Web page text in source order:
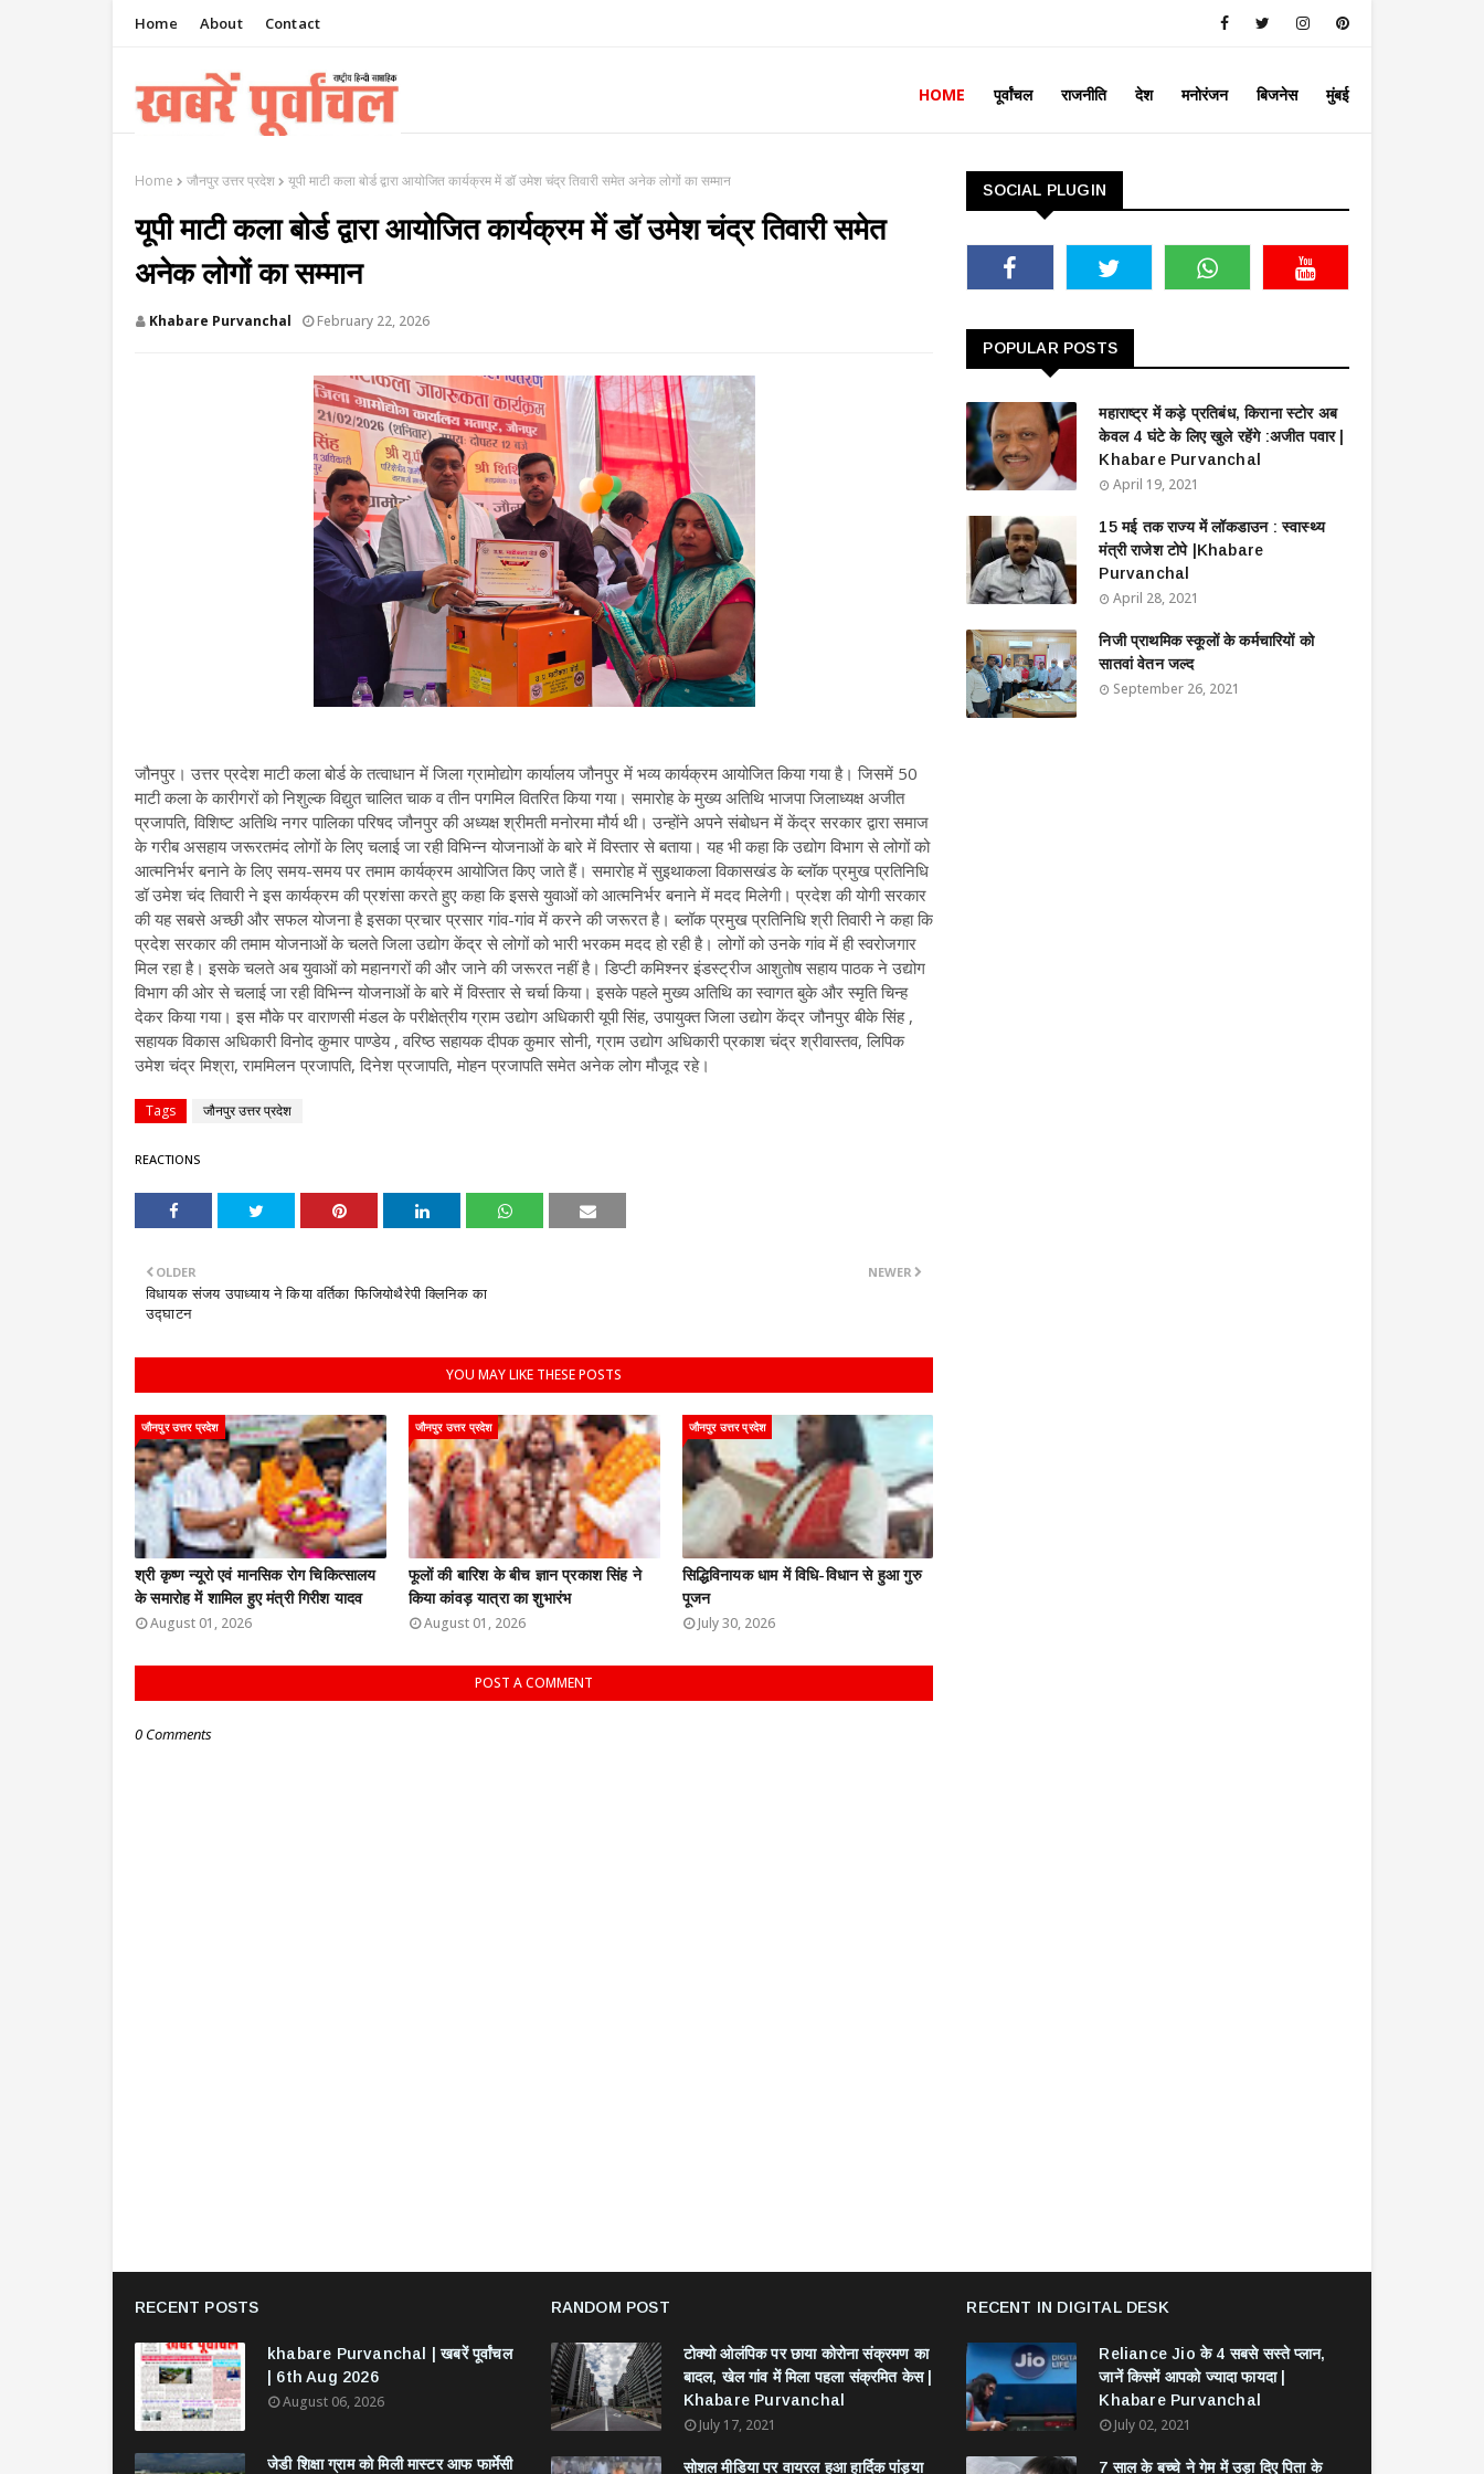
Home About Contact
HOME पूर्वांचल राजनीति देश मनोरंजन बिजनेस मुंबई
Home जौनपुर उत्तर प्रदेश यूपी माटी कला बोर्ड द्वारा आयोजित कार्यक्रम में डॉ उमेश चंद्र तिवारी समेत अनेक लोगों का सम्मान
यूपी माटी कला बोर्ड द्वारा आयोजित कार्यक्रम में डॉ उमेश चंद्र तिवारी समेत
अनेक लोगों का सम्मान
Khabare Purvanchal February 22, 2026
जौनपुर। उत्तर प्रदेश माटी कला बोर्ड के तत्वाधान में जिला ग्रामोद्योग कार्यालय जौनपुर में भव्य कार्यक्रम आयोजित किया गया है। जिसमें 50
माटी कला के कारीगरों को निशुल्क विद्युत चालित चाक व तीन पगमिल वितरित किया गया। समारोह के मुख्य अतिथि भाजपा जिलाध्यक्ष अजीत
प्रजापति, विशिष्ट अतिथि नगर पालिका परिषद जौनपुर की अध्यक्ष श्रीमती मनोरमा मौर्य थी। उन्होंने अपने संबोधन में केंद्र सरकार द्वारा समाज
के गरीब असहाय जरूरतमंद लोगों के लिए चलाई जा रही विभिन्न योजनाओं के बारे में विस्तार से बताया। यह भी कहा कि उद्योग विभाग से लोगों को
आत्मनिर्भर बनाने के लिए समय-समय पर तमाम कार्यक्रम आयोजित किए जाते हैं। समारोह में सुइथाकला विकासखंड के ब्लॉक प्रमुख प्रतिनिधि
डॉ उमेश चंद तिवारी ने इस कार्यक्रम की प्रशंसा करते हुए कहा कि इससे युवाओं को आत्मनिर्भर बनाने में मदद मिलेगी। प्रदेश की योगी सरकार
की यह सबसे अच्छी और सफल योजना है इसका प्रचार प्रसार गांव-गांव में करने की जरूरत है। ब्लॉक प्रमुख प्रतिनिधि श्री तिवारी ने कहा कि
प्रदेश सरकार की तमाम योजनाओं के चलते जिला उद्योग केंद्र से लोगों को भारी भरकम मदद हो रही है। लोगों को उनके गांव में ही स्वरोजगार
मिल रहा है। इसके चलते अब युवाओं को महानगरों की और जाने की जरूरत नहीं है। डिप्टी कमिश्नर इंडस्ट्रीज आशुतोष सहाय पाठक ने उद्योग
विभाग की ओर से चलाई जा रही विभिन्न योजनाओं के बारे में विस्तार से चर्चा किया। इसके पहले मुख्य अतिथि का स्वागत बुके और स्मृति चिन्ह
देकर किया गया। इस मौके पर वाराणसी मंडल के परीक्षेत्रीय ग्राम उद्योग अधिकारी यूपी सिंह, उपायुक्त जिला उद्योग केंद्र जौनपुर बीके सिंह ,
सहायक विकास अधिकारी विनोद कुमार पाण्डेय , वरिष्ठ सहायक दीपक कुमार सोनी, ग्राम उद्योग अधिकारी प्रकाश चंद्र श्रीवास्तव, लिपिक
उमेश चंद्र मिश्रा, राममिलन प्रजापति, दिनेश प्रजापति, मोहन प्रजापति समेत अनेक लोग मौजूद रहे।
Tags जौनपुर उत्तर प्रदेश
REACTIONS
NEWER
OLDER
विधायक संजय उपाध्याय ने किया वर्तिका फिजियोथैरेपी क्लिनिक का
उद्घाटन
YOU MAY LIKE THESE POSTS
जौनपुर उत्तर प्रदेश
श्री कृष्ण न्यूरो एवं मानसिक रोग चिकित्सालय
के समारोह में शामिल हुए मंत्री गिरीश यादव
August 01, 2026
जौनपुर उत्तर प्रदेश
फूलों की बारिश के बीच ज्ञान प्रकाश सिंह ने
किया कांवड़ यात्रा का शुभारंभ
August 01, 2026
जौनपुर उत्तर प्रदेश
सिद्धिविनायक धाम में विधि-विधान से हुआ गुरु
पूजन
July 30, 2026
POST A COMMENT
0 Comments
SOCIAL PLUGIN
POPULAR POSTS
महाराष्ट्र में कड़े प्रतिबंध, किराना स्टोर अब
केवल 4 घंटे के लिए खुले रहेंगे :अजीत पवार |
Khabare Purvanchal
April 19, 2021
15 मई तक राज्य में लॉकडाउन : स्वास्थ्य
मंत्री राजेश टोपे |Khabare
Purvanchal
April 28, 2021
निजी प्राथमिक स्कूलों के कर्मचारियों को
सातवां वेतन जल्द
September 26, 2021
RECENT POSTS
khabare Purvanchal | खबरें पूर्वांचल
| 6th Aug 2026
August 06, 2026
जेडी शिक्षा ग्राम को मिली मास्टर आफ फार्मेसी
RANDOM POST
टोक्यो ओलंपिक पर छाया कोरोना संक्रमण का
बादल, खेल गांव में मिला पहला संक्रमित केस |
Khabare Purvanchal
July 17, 2021
सोशल मीडिया पर वायरल हुआ हार्दिक पांड्या
RECENT IN DIGITAL DESK
Reliance Jio के 4 सबसे सस्ते प्लान,
जानें किसमें आपको ज्यादा फायदा |
Khabare Purvanchal
July 02, 2021
7 साल के बच्चे ने गेम में उड़ा दिए पिता के